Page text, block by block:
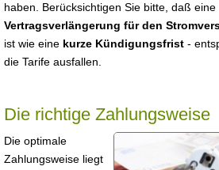
haben. Berücksichtigen Sie bitte, daß eine
Vertragsverlängerung für den
ist wie eine kurze Kündigungsfrist -
die Tarife ausfallen.
Die richtige Zahlungsweise
Die optimale
Zahlungsweise liegt